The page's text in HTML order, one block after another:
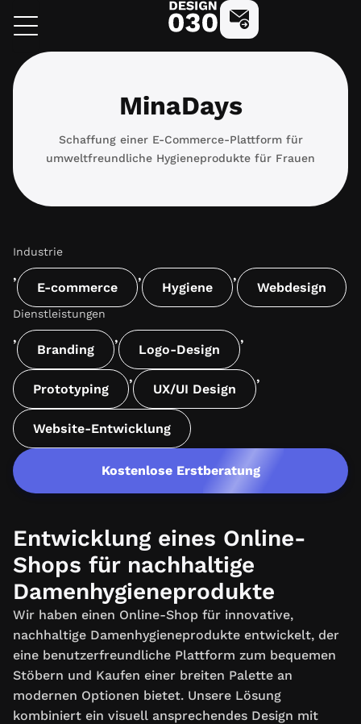
Inhalt
design030 Kostenlose Beratung
MinaDays
Schaffung einer E-Commerce-Plattform für
umweltfreundliche Hygieneprodukte für Frauen
Industrie
,
E-commerce
,
Hygiene
,
Webdesign
Dienstleistungen
,
Branding
,
Logo-Design
,
Prototyping
,
UX/UI Design
,
Website-Entwicklung
Kostenlose Erstberatung
Entwicklung eines Online-
Shops für nachhaltige
Damenhygieneprodukte
Wir haben einen Online-Shop für innovative,
nachhaltige Damenhygieneprodukte entwickelt, der
eine benutzerfreundliche Plattform zum bequemen
Stöbern und Kaufen einer breiten Palette an
modernen Optionen bietet. Unsere Lösung
kombiniert ein visuell ansprechendes Design mit